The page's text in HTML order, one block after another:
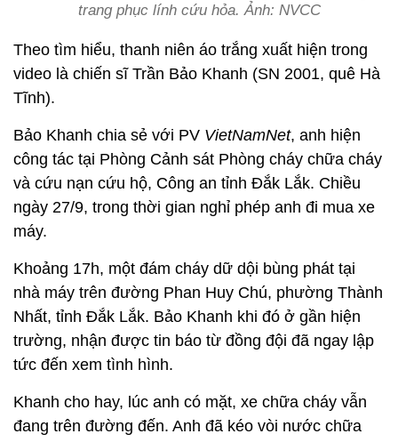
trang phục lính cứu hỏa. Ảnh: NVCC
Theo tìm hiểu, thanh niên áo trắng xuất hiện trong
video là chiến sĩ Trần Bảo Khanh (SN 2001, quê Hà
Tĩnh).
Bảo Khanh chia sẻ với PV VietNamNet, anh hiện
công tác tại Phòng Cảnh sát Phòng cháy chữa cháy
và cứu nạn cứu hộ, Công an tỉnh Đắk Lắk. Chiều
ngày 27/9, trong thời gian nghỉ phép anh đi mua xe
máy.
Khoảng 17h, một đám cháy dữ dội bùng phát tại
nhà máy trên đường Phan Huy Chú, phường Thành
Nhất, tỉnh Đắk Lắk. Bảo Khanh khi đó ở gần hiện
trường, nhận được tin báo từ đồng đội đã ngay lập
tức đến xem tình hình.
Khanh cho hay, lúc anh có mặt, xe chữa cháy vẫn
đang trên đường đến. Anh đã kéo vòi nước chữa